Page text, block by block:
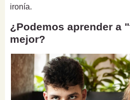
ironía.
¿Podemos aprender a
mejor?